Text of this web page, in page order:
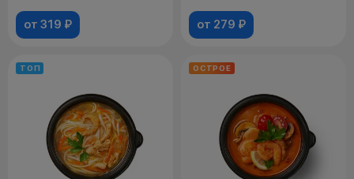
от 319 ₽ от 279 ₽
ТОП ОСТРОЕ